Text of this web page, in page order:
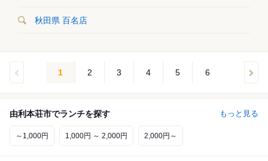
秋田県 百名店
1 2 3 4 5 6
由利本荘市でランチを探す もっと見る
～1,000円 1,000円 ～ 2,000円 2,000円～